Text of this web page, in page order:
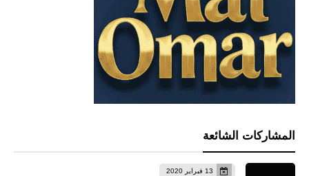
المشاركات الشائعة
13 فبراير 2020